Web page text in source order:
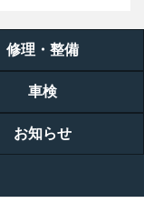
修理・整備
車検
お知らせ